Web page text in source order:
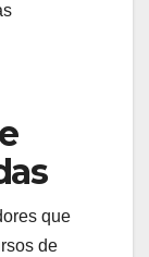
que
de